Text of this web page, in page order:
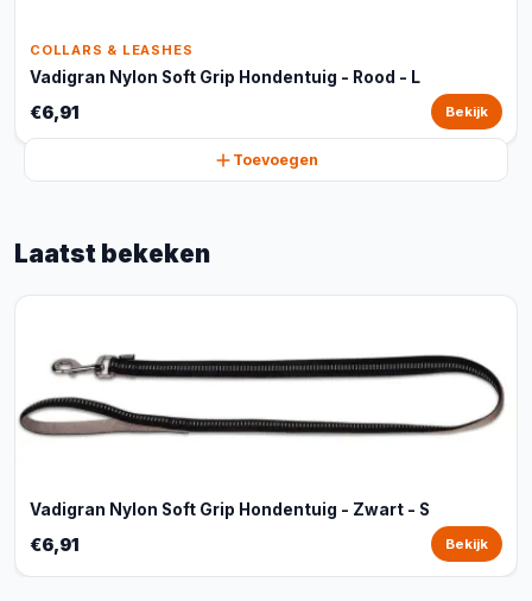
COLLARS & LEASHES
Vadigran Nylon Soft Grip Hondentuig - Rood - L
€6,91 Bekijk
Toevoegen
Laatst bekeken
Vadigran Nylon Soft Grip Hondentuig - Zwart - S
€6,91 Bekijk